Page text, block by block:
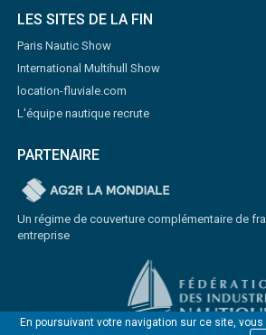
En poursuivant votre navigation sur ce site,
LES SITES DE LA FIN
Paris Nautic Show
International Multihull Show
location-fluviale.com
L'équipe nautique recrute
PARTENAIRE
Un régime de couverture complémentaire de
entreprise